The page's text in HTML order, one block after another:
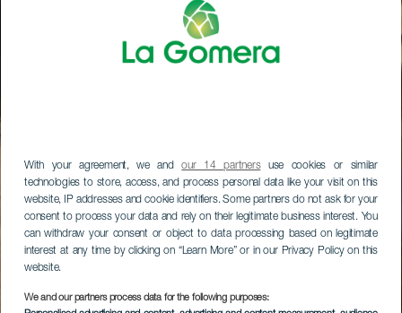
With your agreement, we andour 14 partnersuse cookies or similar
technologies to store, access, and process personal data like your visit on this
website, IP addresses and cookie identifiers. Some partners do not ask for your
consent to process your data and rely on their legitimate business interest. You
can withdraw your consent or object to data processing based on legitimate
interest at any time by clicking on “Learn More” or in our Privacy Policy on this
website.
We and our partners process data for the following purposes: